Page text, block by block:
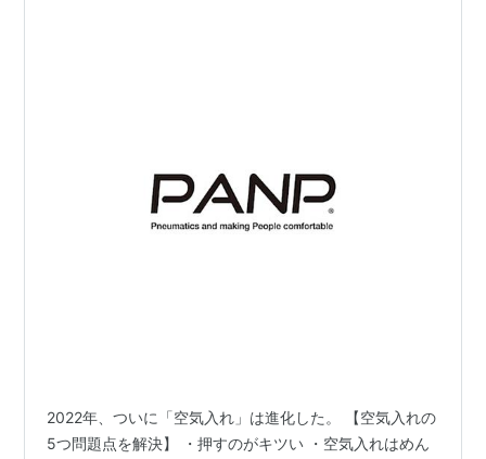
2022年、ついに「空気入れ」は進化した。 【空気入れの
5つ問題点を解決】 ・押すのがキツい ・空気入れはめん